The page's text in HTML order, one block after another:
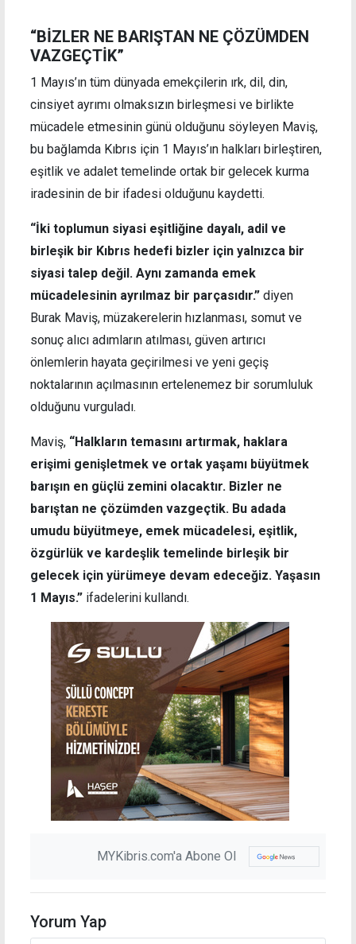
“BİZLER NE BARIŞTAN NE ÇÖZÜMDEN
VAZGEÇTİK”
1 Mayıs’ın tüm dünyada emekçilerin ırk, dil, din,
cinsiyet ayrımı olmaksızın birleşmesi ve birlikte
mücadele etmesinin günü olduğunu söyleyen Maviş,
bu bağlamda Kıbrıs için 1 Mayıs’ın halkları birleştiren,
eşitlik ve adalet temelinde ortak bir gelecek kurma
iradesinin de bir ifadesi olduğunu kaydetti.
“İki toplumun siyasi eşitliğine dayalı, adil ve
birleşik bir Kıbrıs hedefi bizler için yalnızca bir
siyasi talep değil. Aynı zamanda emek
mücadelesinin ayrılmaz bir parçasıdır.” diyen
Burak Maviş, müzakerelerin hızlanması, somut ve
sonuç alıcı adımların atılması, güven artırıcı
önlemlerin hayata geçirilmesi ve yeni geçiş
noktalarının açılmasının ertelenemez bir sorumluluk
olduğunu vurguladı.
Maviş, “Halkların temasını artırmak, haklara
erişimi genişletmek ve ortak yaşamı büyütmek
barışın en güçlü zemini olacaktır. Bizler ne
barıştan ne çözümden vazgeçtik. Bu adada
umudu büyütmeye, emek mücadelesi, eşitlik,
özgürlük ve kardeşlik temelinde birleşik bir
gelecek için yürümeye devam edeceğiz. Yaşasın
1 Mayıs.” ifadelerini kullandı.
MYKibris.com'a Abone Ol
Yorum Yap